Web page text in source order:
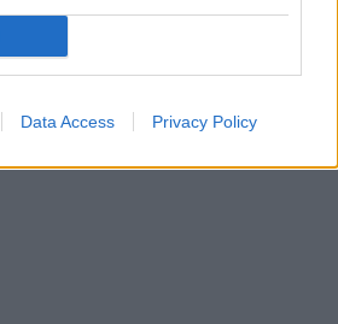
Data Access Privacy Policy